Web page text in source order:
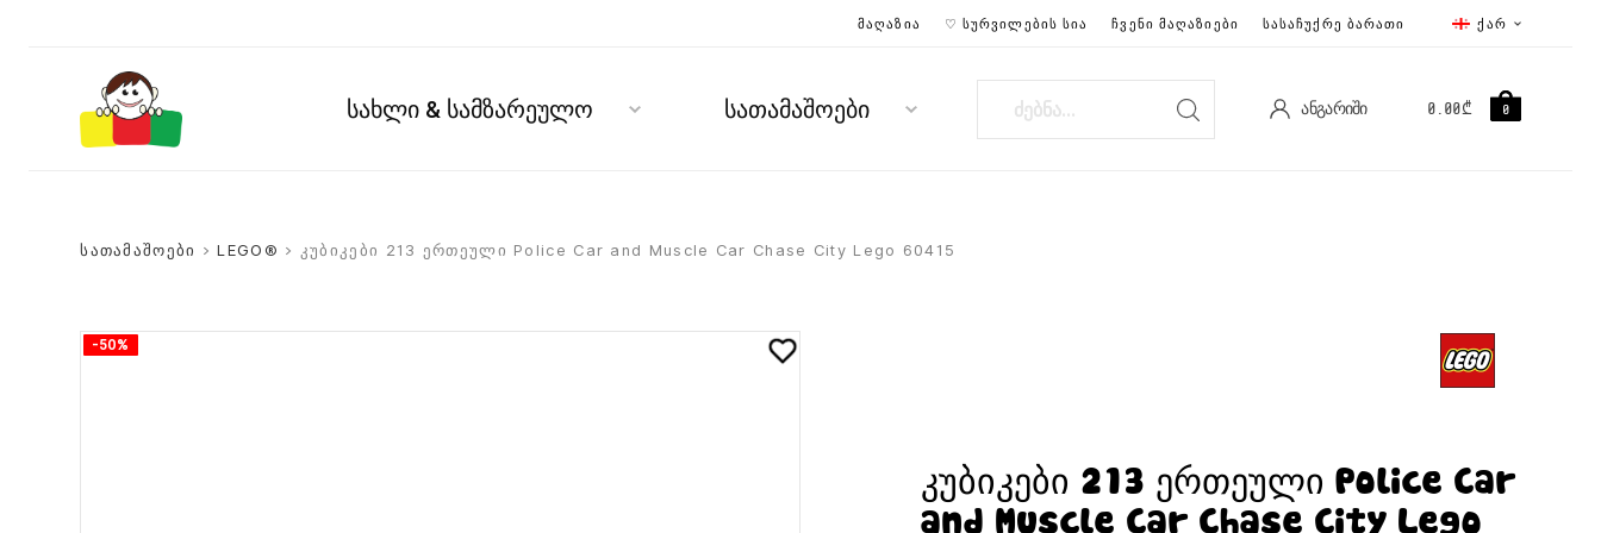
ᲥᲐᲠ
ᲛᲐᲦᲐᲖᲘᲐ ♡ ᲡᲣᲠᲕᲘᲚᲔᲑᲘᲡ ᲡᲘᲐ ᲩᲕᲔᲜᲘ ᲛᲐᲦᲐᲖᲘᲔᲑᲘ ᲡᲐᲡᲐᲩᲣᲥᲠᲔ ᲑᲐᲠᲐᲗᲘ
სახლი & სამზარეულო სათამაშოები ᲐᲜᲒᲐᲠᲘᲨᲘ 0.00₾ 0
სათამაშოები >LEGO® > კუბიკები 213 ერთეული Police Car and Muscle Car Chase City Lego 60415
-50%
კუბიკები 213 ერთეული Police Car
and Muscle Car Chase City Lego